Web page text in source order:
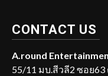
CONTACT US
A.round
55/11 มบ.สีวลี2 ซอย